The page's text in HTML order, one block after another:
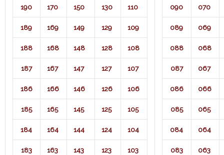
190 170 150 130 110
189 169 149 129 109
188 168 148 128 108
187 167 147 127 107
186 166 146 126 106
185 165 145 125 105
184 164 144 124 104
183 163 143 123 103
090 070
089 069
088 068
087 067
086 066
085 065
084 064
083 063